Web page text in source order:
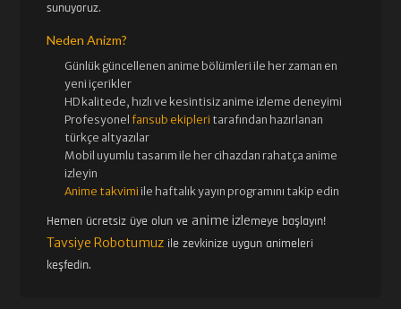
sunuyoruz.
Neden Anizm?
Günlük güncellenen anime bölümleri ile her zaman en
yeni içerikler
HD kalitede, hızlı ve kesintisiz anime izleme deneyimi
Profesyonelfansub ekipleri tarafından hazırlanan
türkçe altyazılar
Mobil uyumlu tasarım ile her cihazdan rahatça anime
izleyin
Anime takvimi ile haftalık yayın programını takip edin
Hemen ücretsiz üye olun ve anime izlemeye başlayın!
Tavsiye Robotumuz ile zevkinize uygun animeleri
keşfedin.